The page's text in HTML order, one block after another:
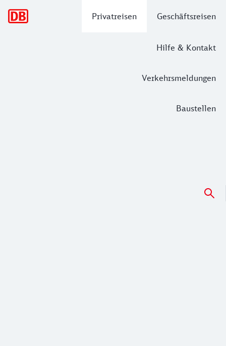
Privatreisen Geschäftsreisen
Hilfe & Kontakt
Verkehrsmeldungen
Baustellen